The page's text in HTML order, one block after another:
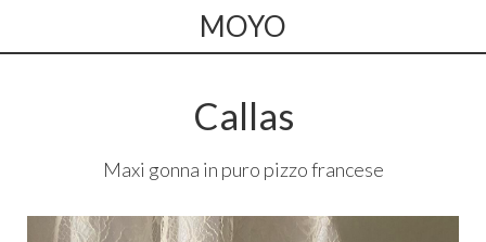
MOYO
Callas
Maxi gonna in puro pizzo francese